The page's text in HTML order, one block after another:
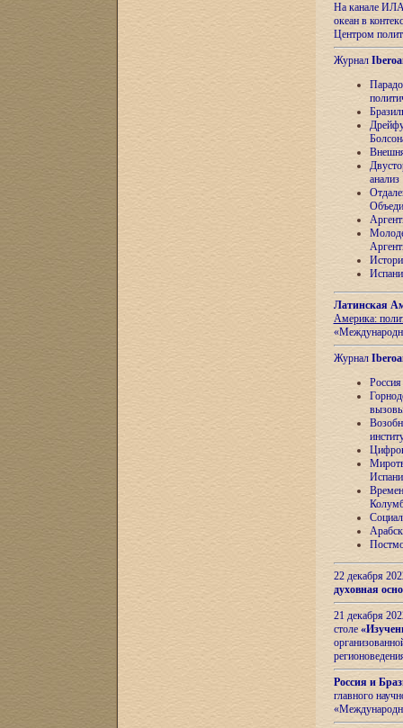
На канале
океан в
Центром
Журнал
анализ
Латинская
Америка:
Журнал
22 декабря
духовная
21 декабря
столе
Россия и
главного